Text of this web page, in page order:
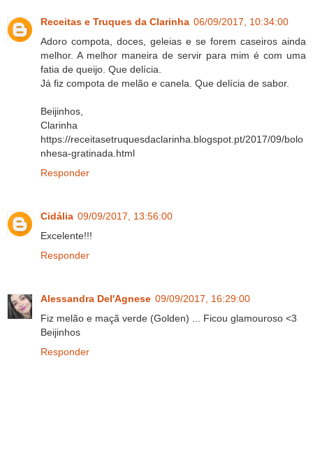
Receitas e Truques da Clarinha 06/09/2017, 10:34:00
Adoro compota, doces, geleias e se forem caseiros ainda
melhor. A melhor maneira de servir para mim é com uma
fatia de queijo. Que delícia.
Já fiz compota de melão e canela. Que delícia de sabor.
Beijinhos,
Clarinha
https://receitasetruquesdaclarinha.blogspot.pt/2017/09/bolo
nhesa-gratinada.html
Responder
Cidália 09/09/2017, 13:56:00
Excelente!!!
Responder
Alessandra Del'Agnese 09/09/2017, 16:29:00
Fiz melão e maçã verde (Golden) ... Ficou glamouroso <3
Beijinhos
Responder